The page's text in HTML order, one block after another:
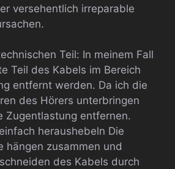
versehentlich irreparable
Teil: In meinem Fall
Teil des Kabels im Bereich
entfernt werden. Da ich die
des Hörers unterbringen
Zugentlastung entfernen.
heraushebeln Die
hängen zusammen und
des Kabels durch